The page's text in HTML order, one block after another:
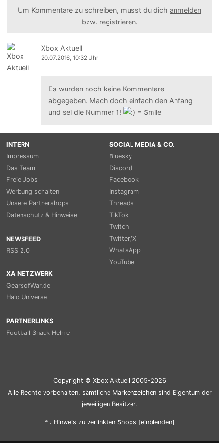
Um Kommentare zu schreiben, musst du dich anmelden
bzw. registrieren.
Xbox Aktuell
20.07.2016, 10:32 Uhr
Es wurden noch keine Kommentare
abgegeben. Mach doch einfach den Anfang
und sei die Nummer 1!
INTERN
Impressum
Das Team
Freie Jobs
Werbung schalten
Unsere Partnershops
Datenschutz & Hinweise
NEWSFEED
RSS 2.0
SOCIAL MEDIA & CO.
Bluesky
Discord
Facebook
Instagram
Threads
TikTok
Twitch
Twitter/X
WhatsApp
YouTube
XA NETZWERK
GearsofWar.de
Halo Universe
PARTNERLINKS
Football Snack Helme
Copyright © Xbox Aktuell 2005-2026
Alle Rechte vorbehalten, sämtliche Markenzeichen sind Eigentum der
jeweiligen Besitzer.
* : Hinweis zu verlinkten Shops [einblenden]